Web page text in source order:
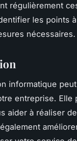
régulièrement
les points
nécessaires.
informatique
entreprise. Elle
aider à réaliser